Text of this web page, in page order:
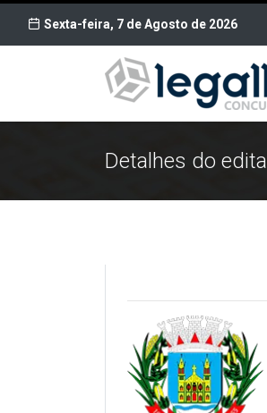
Sexta-feira, 7 de Agosto de 2026
Detalhes do edital